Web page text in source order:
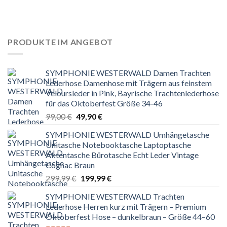
PRODUKTE IM ANGEBOT
SYMPHONIE WESTERWALD Damen Trachten
Lederhose Damenhose mit Trägern aus feinstem
Veloursleder in Pink, Bayrische Trachtenlederhose
für das Oktoberfest Größe 34-46
99,00€ Ursprünglicher
war:
99,00 €
49,90€Aktueller
ist:
49,90 €.
SYMPHONIE WESTERWALD Umhängetasche
Unitasche Notebooktasche Laptoptasche
Aktentasche Bürotasche Echt Leder Vintage
Cognac Braun
299,99€ Ursprünglicher
war:
299,99 €
199,99€Aktueller
ist:
199,99 €.
SYMPHONIE WESTERWALD Trachten
Lederhose Herren kurz mit Trägern – Premium
Oktoberfest Hose – dunkelbraun – Größe 44–60